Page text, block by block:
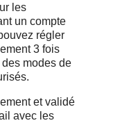
les
un compte
régler
3 fois
modes de
et validé
avec les